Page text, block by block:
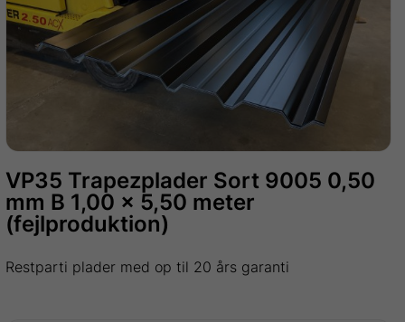
VP35 Trapezplader Sort 9005 0,50
mm B 1,00 x 5,50 meter
(fejlproduktion)
Restparti plader med op til 20 års garanti